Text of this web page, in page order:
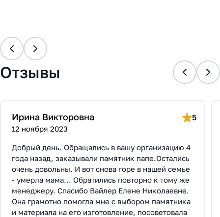
Отзывы
Ирина Викторовна 5
12 ноября 2023
Добрый день. Обращались в вашу организацию 4
года назад, заказывали памятник папе.Остались
очень довольны. И вот снова горе в нашей семье
- умерла мама... Обратились повторно к тому же
менеджеру. Спасибо Вайлер Елене Николаевне.
Она грамотно помогла мне с выбором памятника
и материала на его изготовление, посоветовала